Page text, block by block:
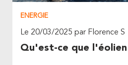
ENERGIE
Le 20/03/2025 par Florence S
Qu'est-ce que